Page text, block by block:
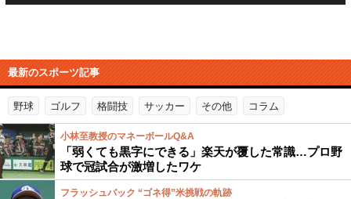
最新のスポーツ記事
野球 ゴルフ 格闘技 サッカー その他 コラム
小林至教授のマネーボールQ&A
「弱くても黒字にできる」楽天が覆した常識…プロ野
球で冠試合が激増したワケ
フラッシュバック “ゴネ得”米挑戦の軌跡